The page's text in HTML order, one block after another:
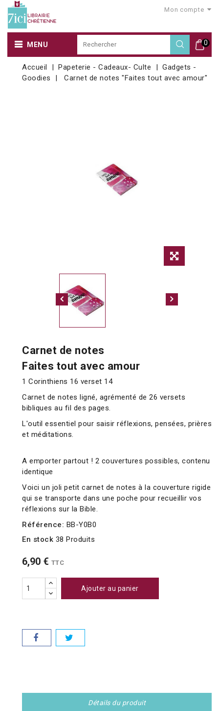
Mon compte
0
MENU
Accueil Papeterie - Cadeaux- Culte
Gadgets -
Goodies
Carnet de notes "Faites tout avec amour"
Carnet de notes
Faites tout avec amour
1 Corinthiens 16 verset 14
Carnet de notes ligné, agrémenté de 26 versets
bibliques au fil des pages.
L'outil essentiel pour saisir réflexions, pensées, prières
et méditations.
A emporter partout ! 2 couvertures possibles, contenu
identique
Voici un joli petit carnet de notes à la couverture rigide
qui se transporte dans une poche pour recueillir vos
réflexions sur la Bible.
Référence: BB-Y0B0
En stock 38 Produits
6,90 € TTC
Ajouter au panier
Détails du produit